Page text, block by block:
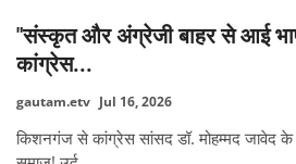
सनातनी
असम और अरुणाचल
असम और पड़ोसी अरुणाचल प्रदेश
पहला बड़ा...